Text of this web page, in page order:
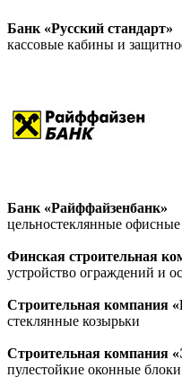
Банк «Русский стандарт»
кассовые кабины и
Банк «Райффайзенбанк»
цельностеклянные офисные
Финская строительная
устройство ограждений и
Строительная компания
стеклянные козырьки
Строительная компания
пулестойкие оконные